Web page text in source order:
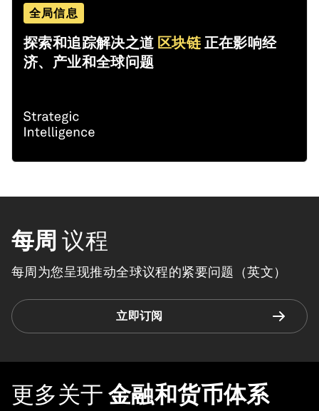
全局信息
探索和追踪解决之道 区块链 正在影响经
济、产业和全球问题
每周 议程
每周为您呈现推动全球议程的紧要问题（英文）
立即订阅
更多关于 金融和货币体系